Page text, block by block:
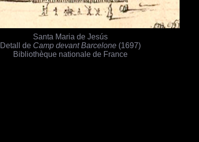
Santa Maria de Jesús
Detall de Camp devant Barcelone(1697)
Bibliothèque nationale de France